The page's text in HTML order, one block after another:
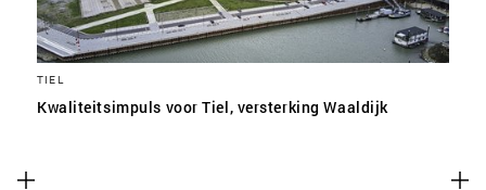
TIEL
Kwaliteitsimpuls voor Tiel, versterking Waaldijk